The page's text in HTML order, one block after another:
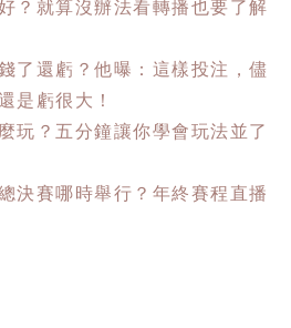
？就算沒辦法看轉播也要了解
了還虧？他曝：這樣投注，儘
是虧很大！
玩？五分鐘讓你學會玩法並了
決賽哪時舉行？年終賽程直播